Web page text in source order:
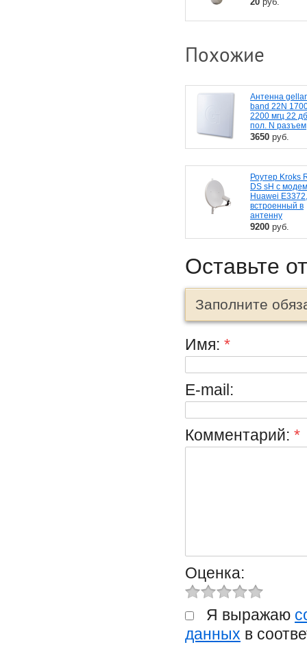
Похожие
Антенна
band 22N
2200 мгц 22
пол. N разъем
3650 руб.
Роутер Kroks
DS sH с
Huawei E3372,
встроенный в
антенну
9200 руб.
Оставьте
Заполните
Имя: *
E-mail:
Комментарий: *
Оценка:
Я выражаю
данных в